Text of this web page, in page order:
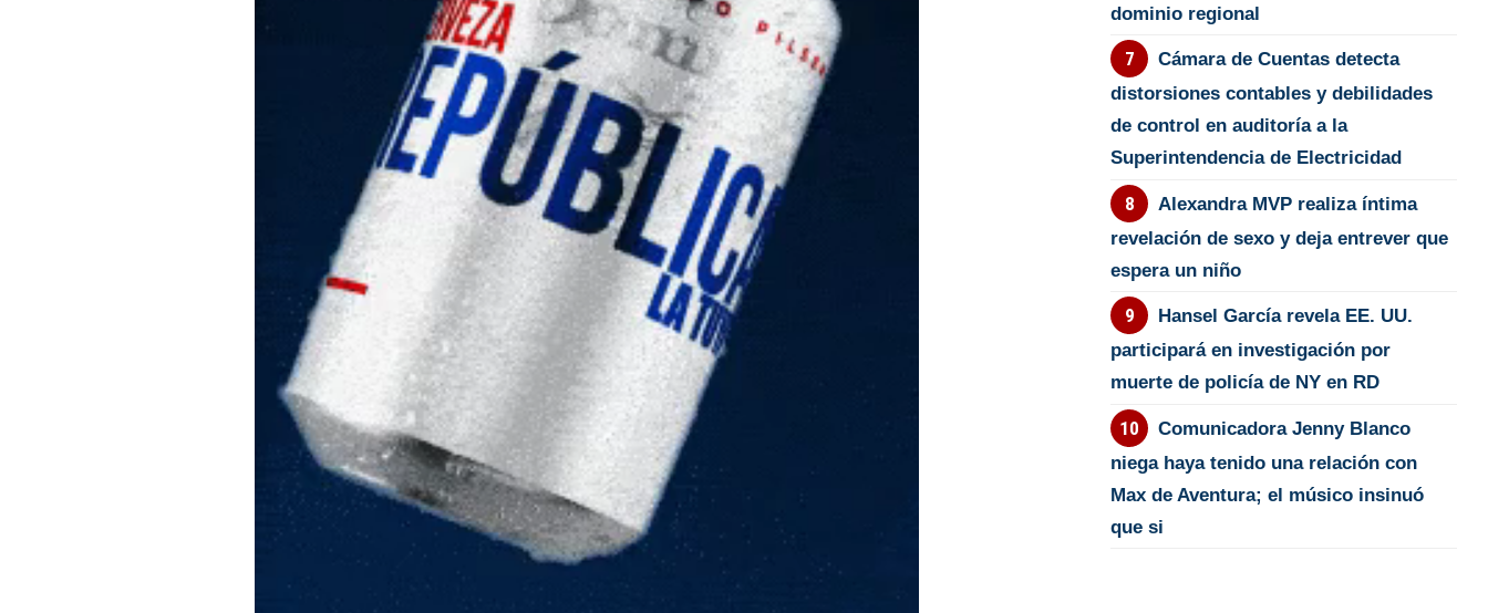
dominio regional
Cámara de Cuentas detecta
distorsiones contables y debilidades
de control en auditoría a la
Superintendencia de Electricidad
Alexandra MVP realiza íntima
revelación de sexo y deja entrever que
espera un niño
Hansel García revela EE. UU.
participará en investigación por
muerte de policía de NY en RD
Comunicadora Jenny Blanco
niega haya tenido una relación con
Max de Aventura; el músico insinuó
que si